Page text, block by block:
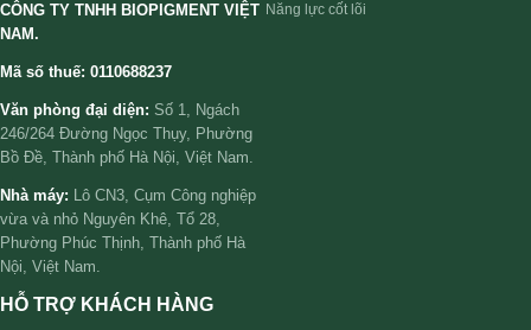
CÔNG TY TNHH BIOPIGMENT VIỆT
NAM.
Mã số thuế: 0110688237
Văn phòng đại diện: Số 1, Ngách
246/264 Đường Ngọc Thụy, Phường
Bồ Đề, Thành phố Hà Nội, Việt Nam.
Nhà máy: Lô CN3, Cụm Công nghiệp
vừa và nhỏ Nguyên Khê, Tổ 28,
Phường Phúc Thịnh, Thành phố Hà
Nội, Việt Nam.
Năng lực cốt lõi
HỖ TRỢ KHÁCH HÀNG